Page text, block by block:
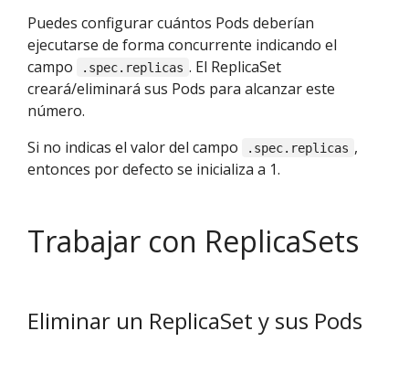
Puedes configurar cuántos Pods deberían
ejecutarse de forma concurrente indicando el
campo
.spec.replicas . El ReplicaSet
creará/eliminará sus Pods para alcanzar este
número.
Si no indicas el valor del campo
.spec.replicas ,
entonces por defecto se inicializa a 1.
Trabajar con ReplicaSets
Eliminar un ReplicaSet y sus Pods